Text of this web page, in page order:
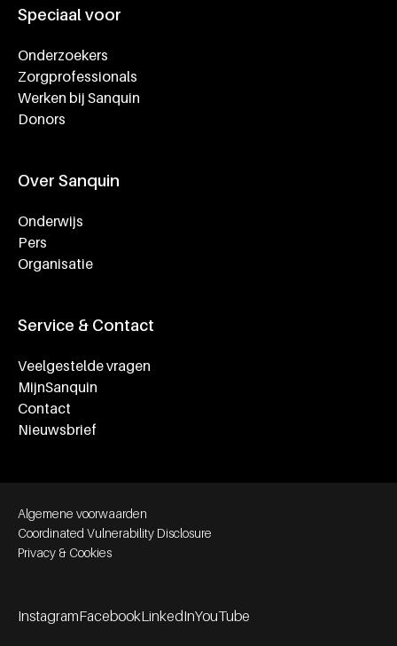
Speciaal voor
Onderzoekers
Zorgprofessionals
Werken bij Sanquin
Donors
Over Sanquin
Onderwijs
Pers
Organisatie
Service & Contact
Veelgestelde vragen
MijnSanquin
Contact
Nieuwsbrief
Footer bottom navigation
Algemene voorwaarden
Coordinated Vulnerability Disclosure
Privacy & Cookies
InstagramFacebookLinkedInYouTube